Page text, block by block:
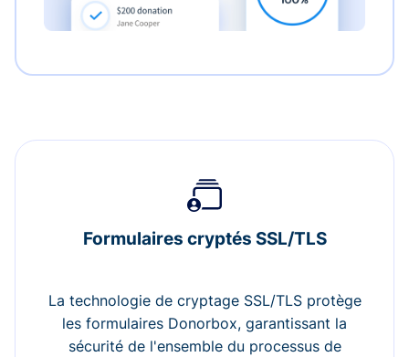
Formulaires cryptés SSL/TLS
La technologie de cryptage SSL/TLS protège
les formulaires Donorbox, garantissant la
sécurité de l'ensemble du processus de